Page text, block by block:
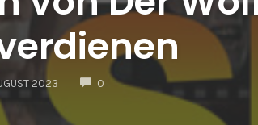
2023 0 COMMENTS